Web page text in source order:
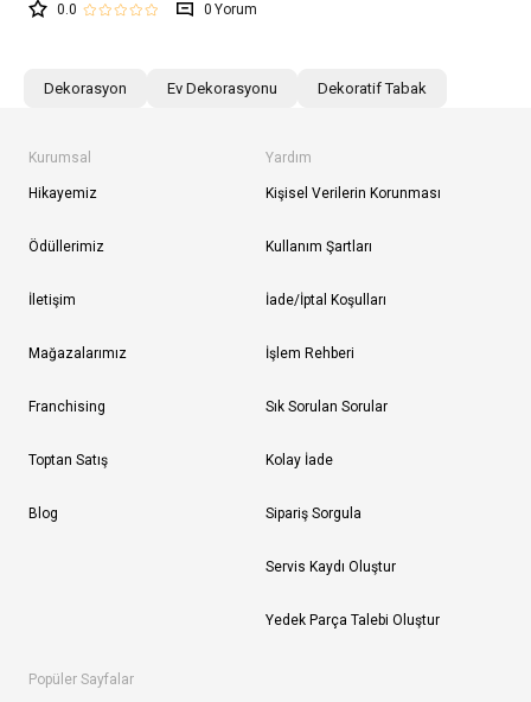
0.0 0
Dekorasyon Ev Dekorasyonu Dekoratif Tabak
Kurumsal
Hikayemiz
Ödüllerimiz
İletişim
Mağazalarımız
Franchising
Toptan Satış
Blog
Yardım
Kişisel Verilerin Korunması
Kullanım Şartları
İade/İptal Koşulları
İşlem Rehberi
Sık Sorulan Sorular
Kolay İade
Sipariş Sorgula
Servis Kaydı Oluştur
Yedek Parça Talebi Oluştur
Popüler Sayfalar